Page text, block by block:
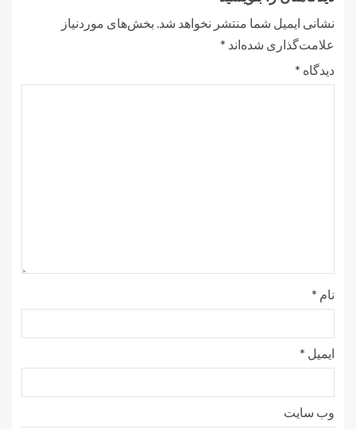
نشانی ایمیل شما منتشر نخواهد شد. بخش‌های موردنیاز
علامت‌گذاری شده‌اند *
دیدگاه *
نام *
ایمیل *
وب‌ سایت